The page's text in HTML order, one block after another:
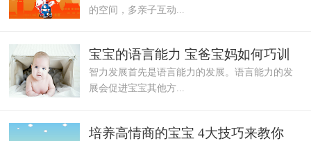
的空间，多亲子互动...
宝宝的语言能力 宝爸宝妈如何巧训
练
智力发展首先是语言能力的发展。语言能力的发
展会促进宝宝其他方...
培养高情商的宝宝 4大技巧来教你